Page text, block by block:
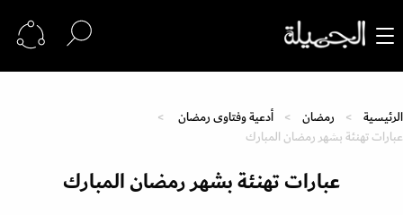
الرئيسية رمضان
أدعية وفتاوى رمضان
عبارات تهنئة بشهر رمضان المبارك
عبارات تهنئة بشهر رمضان المبارك